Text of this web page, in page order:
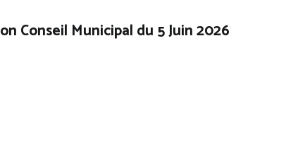
Conseil Municipal du 5 Juin 2026